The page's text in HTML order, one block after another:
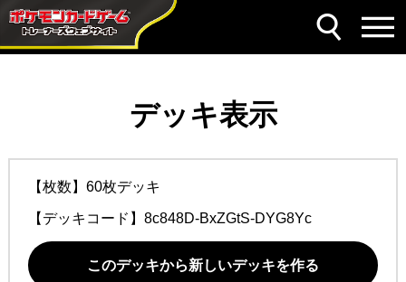
デッキ表示
【枚数】60枚デッキ
【デッキコード】 8c848D-BxZGtS-DYG8Yc
このデッキから新しいデッキを作る